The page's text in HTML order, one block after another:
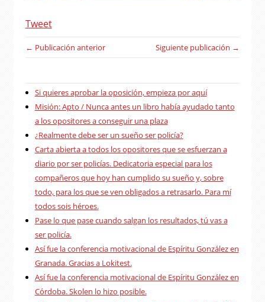
Tweet
← Publicación anterior Siguiente publicación →
Si quieres aprobar la oposición, empieza por aquí
Misión: Apto / Nunca antes un libro había ayudado tanto
a los opositores a conseguir una plaza
¿Realmente debe ser un sueño ser policía?
Carta abierta a todos los opositores que se esfuerzan a
diario por ser policías. Dedicatoria especial para los
compañeros que hoy han cumplido su sueño y, sobre
todo, para los que se ven obligados a retrasarlo. Para mí
todos sois héroes.
Pase lo que pase cuando salgan los resultados, tú vas a
ser policía.
Así fue la conferencia motivacional de Espíritu González en
Granada. Gracias a Lokitest.
Así fue la conferencia motivacional de Espíritu González en
Córdoba. Skolen lo hizo posible.